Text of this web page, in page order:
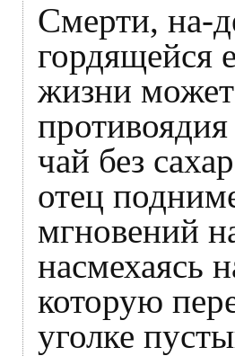
Смерти, на-
гордящейся
жизни может
чай без
отец
мгновений
насмехаясь
которую
уголке